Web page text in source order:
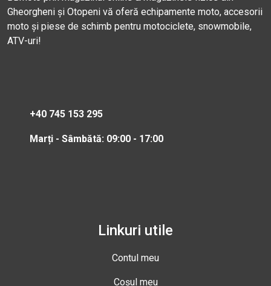
Gheorgheni și Otopeni vă oferă echipamente moto, accesorii
moto și piese de schimb pentru motociclete, snowmobile,
ATV-uri!
+40 745 153 295
Marți - Sâmbătă: 09:00 - 17:00
Linkuri utile
Contul meu
Coșul meu